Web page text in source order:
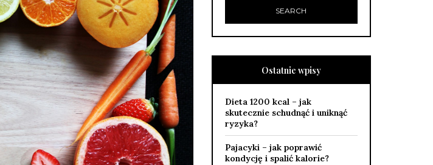
Ostatnie wpisy
Dieta 1200 kcal – jak
skutecznie schudnąć i uniknąć
ryzyka?
Pajacyki – jak poprawić
kondycję i spalić kalorie?